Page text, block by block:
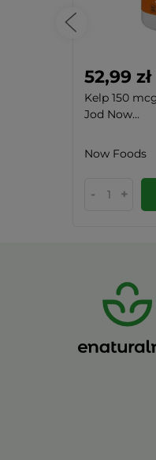
52,99 zł
Kelp 150
Jod Now...
Now Foods
- +